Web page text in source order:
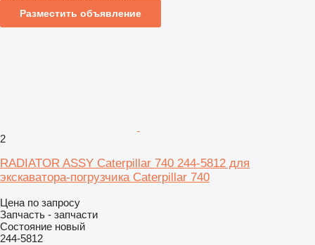
Разместить объявление
2
RADIATOR ASSY Caterpillar 740 244-5812 для
экскаватора-погрузчика Caterpillar 740
Цена по запросу
Запчасть - запчасти
Состояние новый
244-5812